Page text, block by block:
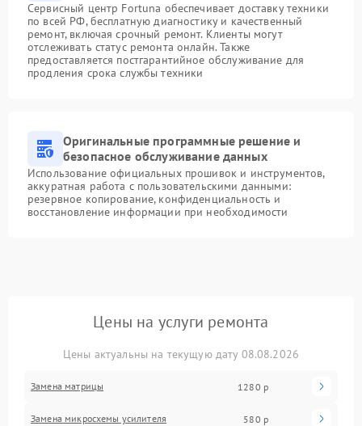
Сервисный центр Fortuna обеспечивает доставку техники
по всей РФ, бесплатную диагностику и качественный
ремонт, включая срочный ремонт. Клиенты могут
отслеживать статус ремонта онлайн. Также
предоставляется постгарантийное обслуживание для
продления срока службы техники
Оригинальные программные решение и
безопасное обслуживание данных
Использование официальных прошивок и инструментов,
аккуратная работа с пользовательскими данными:
резервное копирование, конфиденциальность и
восстановление информации при необходимости
Цены на услуги ремонта
Цены актуальны на текущую дату 08.08.2026
Замена матрицы 1280 р
Замена микросхемы усилителя 580 р